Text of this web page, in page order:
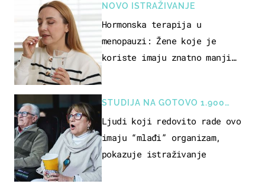
NOVO ISTRAŽIVANJE
Hormonska terapija u
menopauzi: Žene koje je
koriste imaju znatno manji
STUDIJA NA GOTOVO 1.900
OSOBA
Ljudi koji redovito rade ovo
imaju “mlađi” organizam,
pokazuje istraživanje